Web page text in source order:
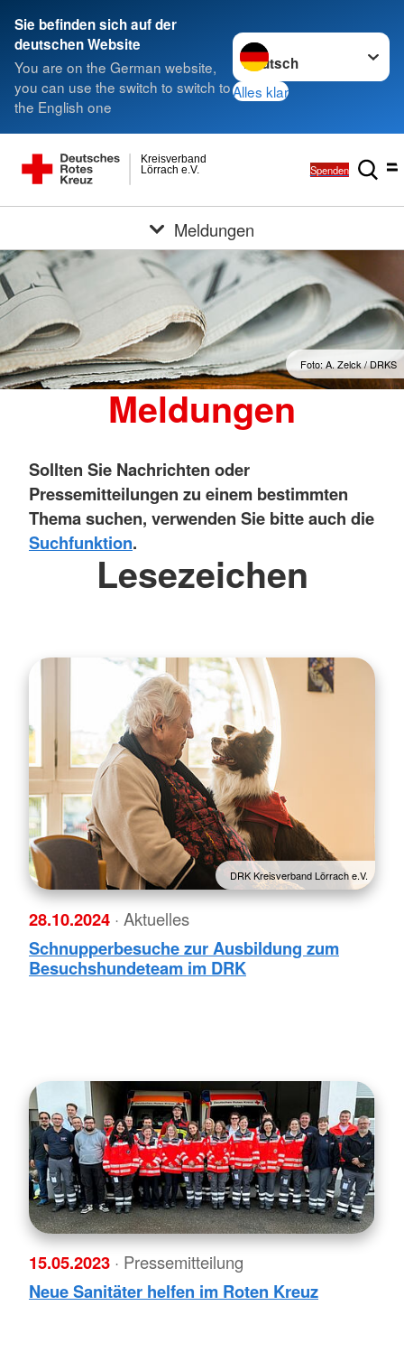
Sie befinden sich auf der
deutschen Website
You are on the German website,
you can use the switch to switch to
the English one
Sprache wechseln zu
Alles klar
Lörrach e.V.
Kreisverband
Spenden
Meldungen
Foto: A. Zelck / DRKS
Meldungen
Sollten Sie Nachrichten oder
Pressemitteilungen zu einem bestimmten
Thema suchen, verwenden Sie bitte auch die
Suchfunktion.
Lesezeichen
DRK Kreisverband Lörrach e.V.
28.10.2024 · Aktuelles
Schnupperbesuche zur Ausbildung zum
Besuchshundeteam im DRK
15.05.2023 · Pressemitteilung
Neue Sanitäter helfen im Roten Kreuz